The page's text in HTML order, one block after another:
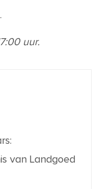
uur.
van Landgoed